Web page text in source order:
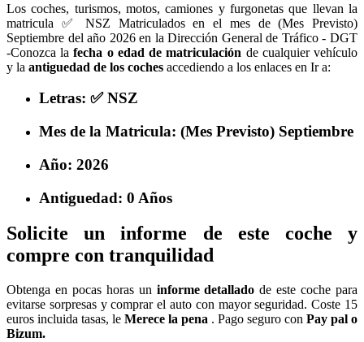
Los coches, turismos, motos, camiones y furgonetas que llevan la
matricula ✅ NSZ Matriculados en el mes de (Mes Previsto)
Septiembre del año 2026 en la Dirección General de Tráfico - DGT
-Conozca lafecha o edad de matriculación de cualquier vehículo
y la antiguedad de los coches accediendo a los enlaces en Ir a:
Letras: ✅ NSZ
Mes de la Matricula: (Mes Previsto) Septiembre
Año: 2026
Antiguedad: 0 Años
Solicite un informe de este coche y
compre con tranquilidad
Obtenga en pocas horas un informe detalladode este coche para
evitarse sorpresas y comprar el auto con mayor seguridad. Coste 15
euros incluida tasas, le Merece la pena . Pago seguro con Pay pal o
Bizum.